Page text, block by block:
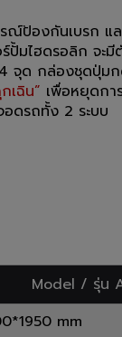
ณ์ป้องกันเบรก แ
ปั้มไฮดรอลิก จะ
จุด กล่องชุดปุ่ม
เฉิน” เพื่อหยุดก
ดรถทั้ง 2 ระบบ
Model / รุ่น
mm